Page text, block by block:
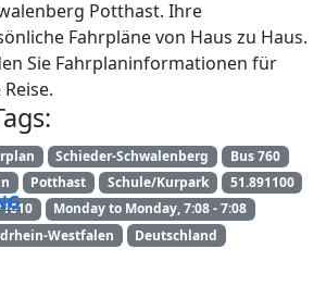
Potthast. Ihre
Fahrpläne von Haus zu Haus.
Sie Fahrplaninformationen für
Schieder-Schwalenberg
Bus 760
Potthast Schule/Kurpark
51.891100
Monday to Monday, 7:08 - 7:08
Westfalen
Deutschland